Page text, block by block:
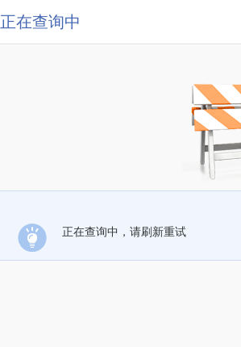
正在查询中
正在查询中，请刷新重试